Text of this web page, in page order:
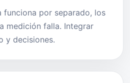
funciona por separado, los
medición falla. Integrar
y decisiones.